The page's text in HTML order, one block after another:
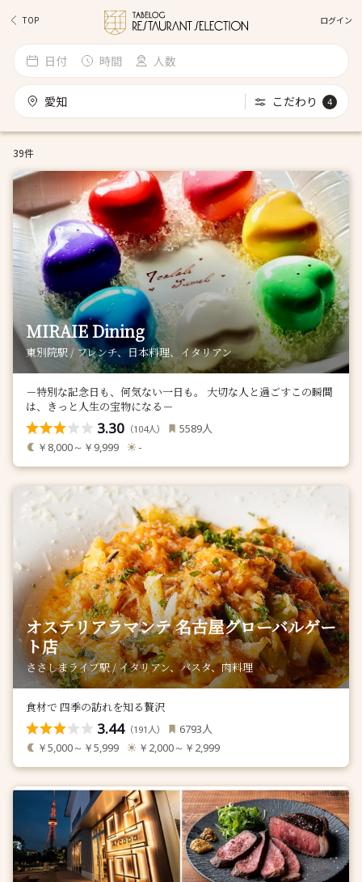
TOP ログイン
日付 時間 人数
愛知 こだわり 4
39件
MIRAIE Dining
東別院駅 / フレンチ、日本料理、イタリアン
－特別な記念日も、何気ない一日も。 大切な人と過ごすこの瞬間
は、きっと人生の宝物になる－
3.30 （104人） 5589人
￥8,000～￥9,999 -
オステリアラマンテ 名古屋グローバルゲー
ト店
ささしまライブ駅 / イタリアン、パスタ、肉料理
食材で 四季の訪れを知る贅沢
3.44（191 人） 6793人
￥5,000～￥5,999 ￥2,000～￥2,999